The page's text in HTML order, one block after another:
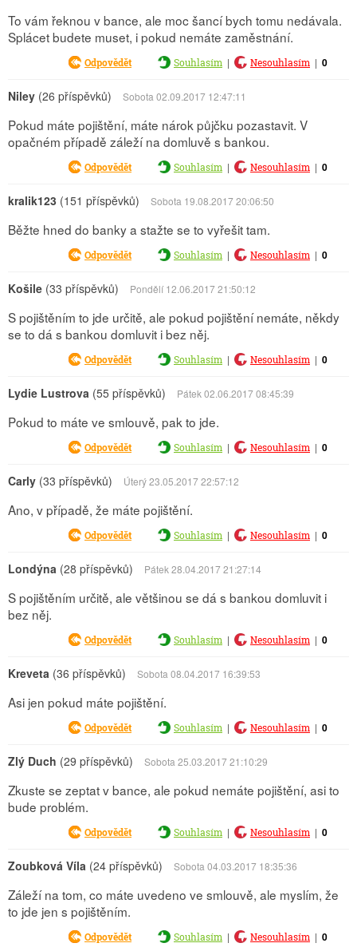
To vám řeknou v bance, ale moc šancí bych tomu nedávala.
Splácet budete muset, i pokud nemáte zaměstnání.
Odpovědět Souhlasím | Nesouhlasím | 0
Niley (26 příspěvků) Sobota 02.09.2017 12:47:11
Pokud máte pojištění, máte nárok půjčku pozastavit. V
opačném případě záleží na domluvě s bankou.
Odpovědět Souhlasím | Nesouhlasím | 0
kralik123 (151 příspěvků) Sobota 19.08.2017 20:06:50
Běžte hned do banky a stažte se to vyřešit tam.
Odpovědět Souhlasím | Nesouhlasím | 0
Košile (33 příspěvků) Pondělí 12.06.2017 21:50:12
S pojištěním to jde určitě, ale pokud pojištění nemáte, někdy
se to dá s bankou domluvit i bez něj.
Odpovědět Souhlasím | Nesouhlasím | 0
Lydie Lustrova (55 příspěvků) Pátek 02.06.2017 08:45:39
Pokud to máte ve smlouvě, pak to jde.
Odpovědět Souhlasím | Nesouhlasím | 0
Carly (33 příspěvků) Úterý 23.05.2017 22:57:12
Ano, v případě, že máte pojištění.
Odpovědět Souhlasím | Nesouhlasím | 0
Londýna (28 příspěvků) Pátek 28.04.2017 21:27:14
S pojištěním určitě, ale většinou se dá s bankou domluvit i
bez něj.
Odpovědět Souhlasím | Nesouhlasím | 0
Kreveta (36 příspěvků) Sobota 08.04.2017 16:39:53
Asi jen pokud máte pojištění.
Odpovědět Souhlasím | Nesouhlasím | 0
Zlý Duch (29 příspěvků) Sobota 25.03.2017 21:10:29
Zkuste se zeptat v bance, ale pokud nemáte pojištění, asi to
bude problém.
Odpovědět Souhlasím | Nesouhlasím | 0
Zoubková Víla (24 příspěvků) Sobota 04.03.2017 18:35:36
Záleží na tom, co máte uvedeno ve smlouvě, ale myslím, že
to jde jen s pojištěním.
Odpovědět Souhlasím | Nesouhlasím | 0